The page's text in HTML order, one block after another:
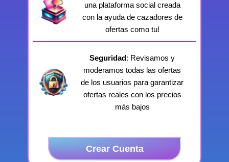
una plataforma social creada
con la ayuda de cazadores de
ofertas como tu!
Seguridad: Revisamos y
moderamos todas las ofertas
de los usuarios para garantizar
ofertas reales con los precios
más bajos
Crear Cuenta